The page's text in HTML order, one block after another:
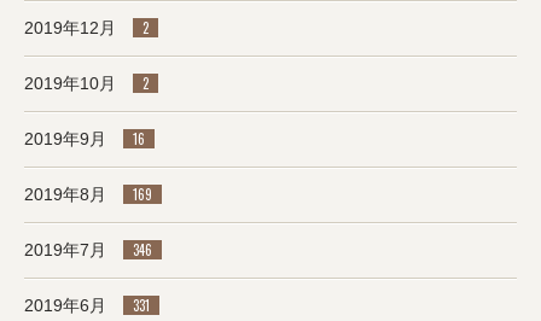
2019年12月 2
2019年10月 2
2019年9月 16
2019年8月 169
2019年7月 346
2019年6月 331